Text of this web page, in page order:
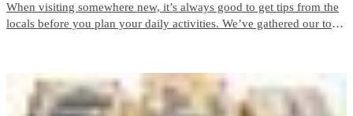
When visiting somewhere new, it’s always good to get tips from the
locals before you plan your daily activities. We’ve gathered our top